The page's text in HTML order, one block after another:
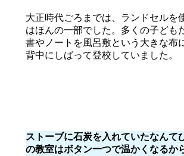
大正時代ごろまでは、ランドセルを
はほんの一部でした。多くの子ども
書やノートを風呂敷という大きな布
背中にしばって登校していました。
ストーブに石炭を入れていたなんて
の教室はボタン一つで温かくなるか